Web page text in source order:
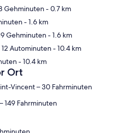
Karte
Gehminuten- 0.7 km
- 1.6 km
Gehminuten- 1.6 km
Autominuten- 10.4 km
- 10.4 km
Ort
Vincent – 30 Fahrminuten
149 Fahrminuten